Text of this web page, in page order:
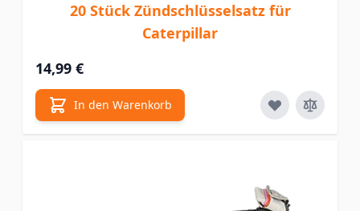
20 Stück Zündschlüsselsatz für
Caterpillar
14,99 €
In den Warenkorb